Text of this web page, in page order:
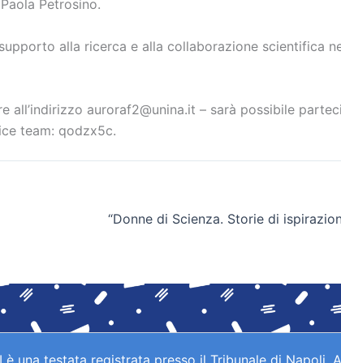
Petrosino.
alla ricerca e alla collaborazione scientifica
all’indirizzo auroraf2@unina.it – sarà possibile
team: qodzx5c.
“Donne di Scienza. Storie di
una testata registrata presso il Tribunale di Napoli.